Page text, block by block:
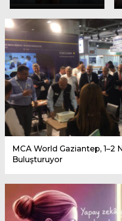
MCA World Gaziantep, 1–2
Buluşturuyor